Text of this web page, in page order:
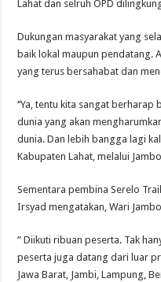
Lahat dan selruh OPD
Dukungan masyarakat yang
baik lokal maupun pendatang.
yang terus bersahabat dan
‘’Ya, tentu kita sangat
dunia yang akan
dunia. Dan lebih bangga lagi
Kabupaten Lahat, melalui
Sementara pembina Serelo
Irsyad mengatakan, Wari
” Diikuti ribuan peserta. Tak
peserta juga datang dari luar
Jawa Barat, Jambi, Lampung,